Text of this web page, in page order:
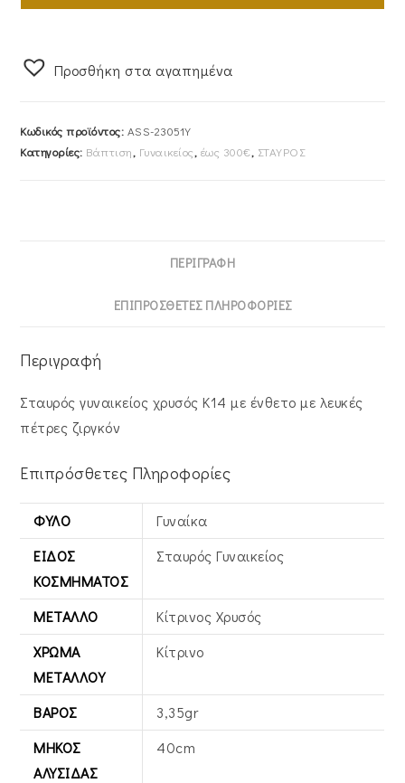
Ένθετο
Πέτρες
Ζιργκόν
Προσθήκη στα αγαπημένα
Κωδικός προϊόντος: ΑSS-23051Υ
Κατηγορίες: Βάπτιση, Γυναικείος, έως 300€, ΣΤΑΥΡΟΣ
ΠΕΡΙΓΡΑΦΉ
ΕΠΙΠΡΌΣΘΕΤΕΣ ΠΛΗΡΟΦΟΡΊΕΣ
Περιγραφή
Σταυρός γυναικείος χρυσός Κ14 με ένθετο με λευκές
πέτρες ζιργκόν
Επιπρόσθετες Πληροφορίες
ΦΎΛΟ
Γυναίκα
ΕΊΔΟΣ
ΚΟΣΜΉΜΑΤΟΣ
Σταυρός Γυναικείος
ΜΈΤΑΛΛΟ
Κίτρινος Xρυσός
ΧΡΏΜΑ
ΜΕΤΆΛΛΟΥ
Κίτρινο
ΒΆΡΟΣ
3,35gr
ΜΉΚΟΣ
ΑΛΥΣΊΔΑΣ
40cm